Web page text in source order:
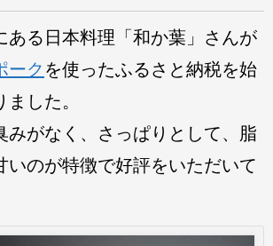
ある日本料理「和か葉」さんが
ーク を使ったふるさと納税を始
した。
みがなく、さっぱりとして、脂
いのが特徴で好評をいただいて